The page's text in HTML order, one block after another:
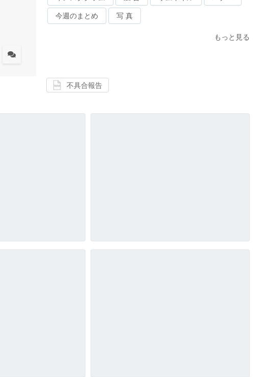
今週のまとめ 写 真
もっと見る
不具合報告